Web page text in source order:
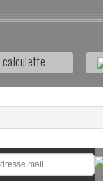
calculette